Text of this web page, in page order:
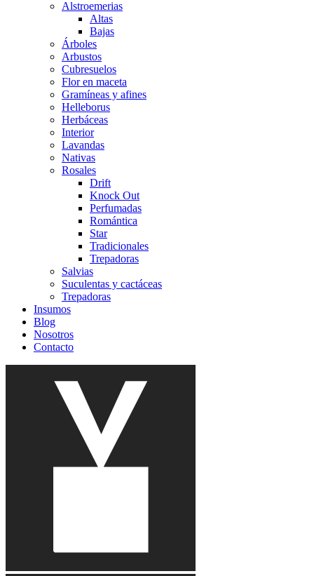
Alstroemerias
Altas
Bajas
Árboles
Arbustos
Cubresuelos
Flor en maceta
Gramíneas y afines
Helleborus
Herbáceas
Interior
Lavandas
Nativas
Rosales
Drift
Knock Out
Perfumadas
Romántica
Star
Tradicionales
Trepadoras
Salvias
Suculentas y cactáceas
Trepadoras
Insumos
Blog
Nosotros
Contacto